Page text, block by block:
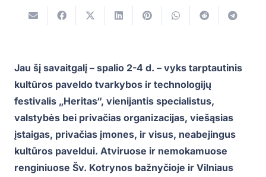
Jau šį savaitgalį – spalio 2-4 d. – vyks tarptautinis
kultūros paveldo tvarkybos ir technologijų
festivalis „Heritas“, vienijantis specialistus,
valstybės bei privačias organizacijas, viešąsias
įstaigas, privačias įmones, ir visus, neabejingus
kultūros paveldui. Atviruose ir nemokamuose
renginiuose Šv. Kotrynos bažnyčioje ir Vilniaus